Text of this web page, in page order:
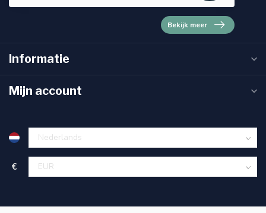
Bekijk meer
Informatie
Mijn account
€